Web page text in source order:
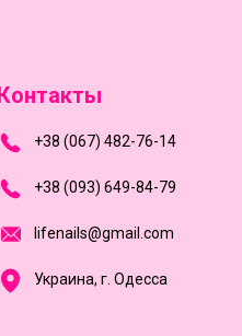
+38 (067) 482-76-14
+38 (093) 649-84-79
ifenai s@gmai com
Украина, г. Одесса